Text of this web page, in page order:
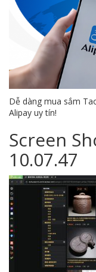
Dễ dàng mua sắm
Alipay uy tín!
Screen
10.07.47